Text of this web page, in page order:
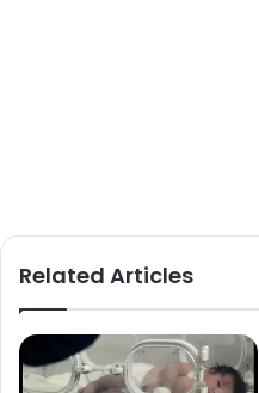
Related Articles